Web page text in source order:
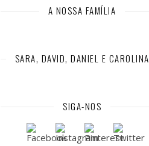
A NOSSA FAMÍLIA
SARA, DAVID, DANIEL E CAROLINA
SIGA-NOS